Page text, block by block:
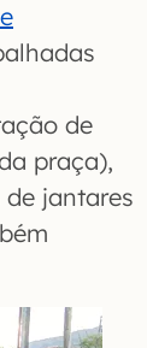
de
praça),
jantares